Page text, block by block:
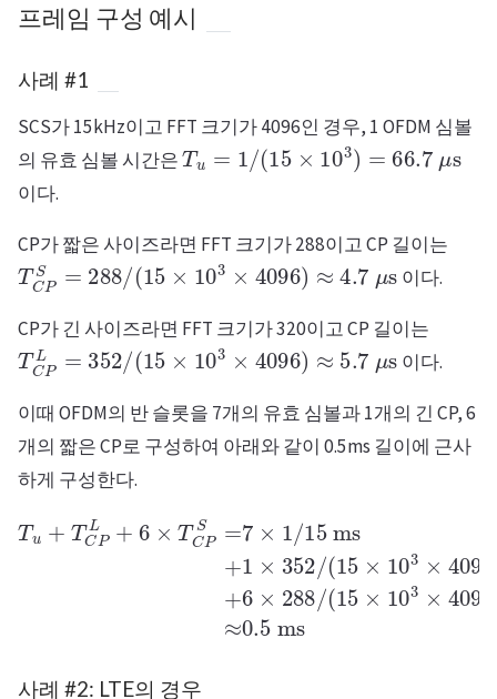
프레임 구성 예시
사례 #1
SCS가 15kHz이고 FFT 크기가 4096인 경우, 1 OFDM 심볼
의 유효 심볼 시간은 Tu /( 15× 10 =66.7 s
이다.
CP가 짧은 사이즈라면 FFT 크기가 288이고 CP 길이는
TCP S= 288/ (15× 10 3×4096 ≈4.7 이다.
CP가 긴 사이즈라면 FFT 크기가 320이고 CP 길이는
TC P 352/ 15×10 3×4096 ≈5.7μ s 이다.
이때 OFDM의 반 슬롯을 7개의 유효 심볼과 1개의 긴 CP, 6
개의 짧은 CP로 구성하여 아래와 같이 0.5ms 길이에 근사
하게 구성한다.
Tu + CPL 6 ×T PS= /15 ms+ 1
4096)ms 6 288/( 10 ×4096
사례 #2: LTE의 경우